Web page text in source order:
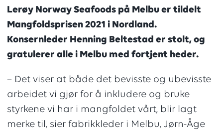
Lerøy Norway Seafoods på Melbu er tildelt
Mangfoldsprisen 2021 i Nordland.
Konsernleder Henning Beltestad er stolt, og
gratulerer alle i Melbu med fortjent heder.
– Det viser at både det bevisste og ubevisste
arbeidet vi gjør for å inkludere og bruke
styrkene vi har i mangfoldet vårt, blir lagt
merke til, sier fabrikkleder i Melbu, Jørn-Åge